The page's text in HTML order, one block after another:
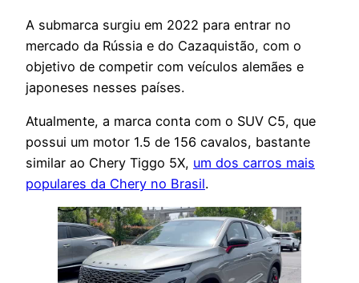
A submarca surgiu em 2022 para entrar no
mercado da Rússia e do Cazaquistão, com o
objetivo de competir com veículos alemães e
japoneses nesses países.
Atualmente, a marca conta com o SUV C5, que
possui um motor 1.5 de 156 cavalos, bastante
similar ao Chery Tiggo 5X, um dos carros mais
populares da Chery no Brasil.